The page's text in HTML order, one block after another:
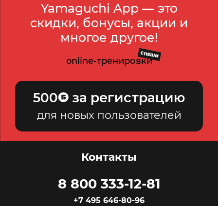
Yamaguchi App — это
скидки, бонусы, акции и
многое другое!
online-тренировки
СПЕШИ
500 за регистрацию
для новых пользователей
Контакты
8 800 333-12-81
+7 495 646-80-96